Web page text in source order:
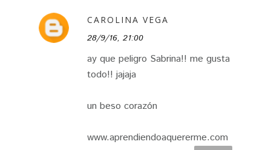
CAROLINA VEGA
28/9/16, 21:00
ay que peligro Sabrina!! me gusta
todo!! jajaja
un beso corazón
www.aprendiendoaquererme.com